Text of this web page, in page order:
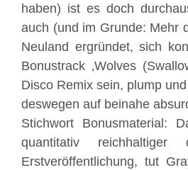
haben) ist es doch
auch (und im Grunde: Mehr
Neuland ergründet, sich
Bonustrack ‚Wolves
Disco Remix sein, plump
deswegen auf beinahe
Stichwort Bonusmaterial:
quantitativ
Erstveröffentlichung, tut